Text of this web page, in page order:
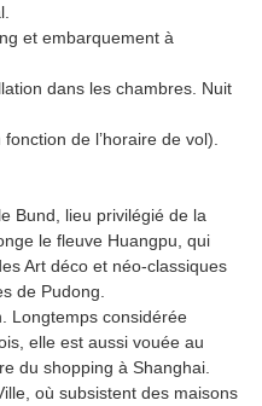
et embarquement à
dans les chambres. Nuit
de l’horaire de vol).
Bund, lieu privilégié de la
le fleuve Huangpu, qui
Art déco et néo-classiques
de Pudong.
Longtemps considérée
elle est aussi vouée au
du shopping à Shanghai.
où subsistent des maisons